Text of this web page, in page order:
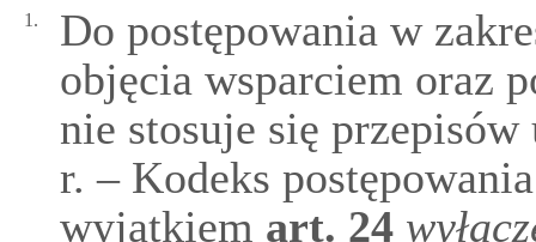
1.
Do postępowania w
objęcia wsparciem oraz
nie stosuje się
r. – Kodeks
wyjątkiem art. 24